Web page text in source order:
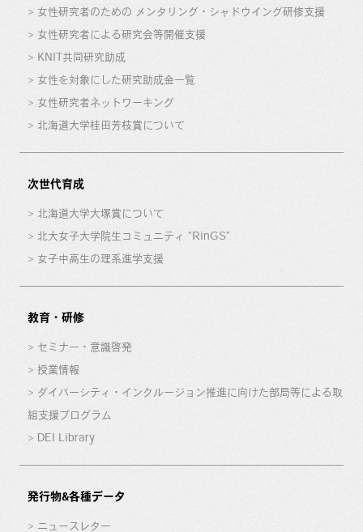
女性研究者のための メンタリング・シャドウイング研修支援
女性研究者による研究会等開催支援
KNIT共同研究助成
女性を対象にした研究助成金一覧
女性研究者ネットワーキング
北海道大学桂田芳枝賞について
次世代育成
北海道大学大塚賞について
北大女子大学院生コミュニティ “RinGS”
女子中高生の理系進学支援
教育・研修
セミナー・意識啓発
授業情報
ダイバーシティ・インクルージョン推進に向けた部局等による取
組支援プログラム
DEI Library
発行物&各種データ
ニュースレター